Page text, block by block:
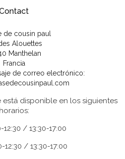
de cousin paul
Alouettes
Manthelan
Francia
de correo electrónico:
disponible en los siguientes
horarios:
12:30 / 13:30-17:00
12:30 / 13:30-17:00